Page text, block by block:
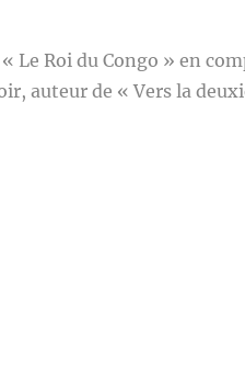
Le Roi du Congo » en
auteur de « Vers la